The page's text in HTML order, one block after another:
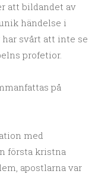
att bildandet av
händelse i
svårt att inte se
profetior.
på
med
första kristna
apostlarna var